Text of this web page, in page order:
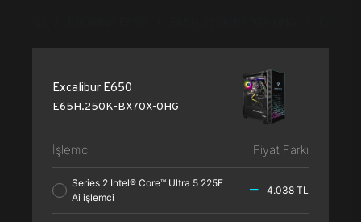
Excalibur E650
E65H.250K-BX70X-0HG
İşlemci Fiyat Farkı
Series 2 Intel® Core™ Ultra 5 225F
Ai işlemci
4.038 TL